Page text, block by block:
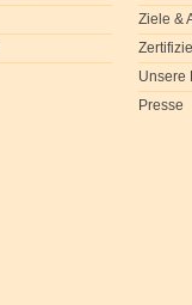
Ziele &
Unsere
Presse